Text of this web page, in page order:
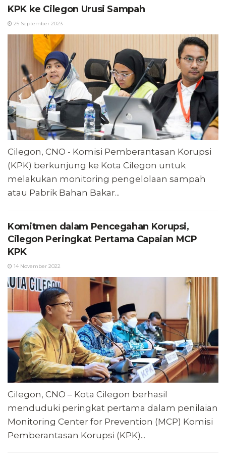
KPK ke Cilegon Urusi Sampah
25 September 2023
Cilegon, CNO - Komisi Pemberantasan Korupsi
(KPK) berkunjung ke Kota Cilegon untuk
melakukan monitoring pengelolaan sampah
atau Pabrik Bahan Bakar...
Komitmen dalam Pencegahan Korupsi,
Cilegon Peringkat Pertama Capaian MCP
KPK
14 November 2022
Cilegon, CNO – Kota Cilegon berhasil
menduduki peringkat pertama dalam penilaian
Monitoring Center for Prevention (MCP) Komisi
Pemberantasan Korupsi (KPK)...